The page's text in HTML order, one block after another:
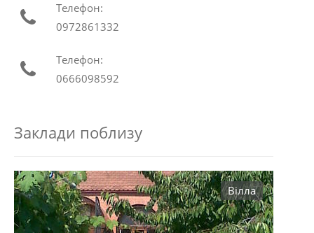
Телефон:
0972861332
Телефон:
0666098592
Заклади поблизу
Вілла